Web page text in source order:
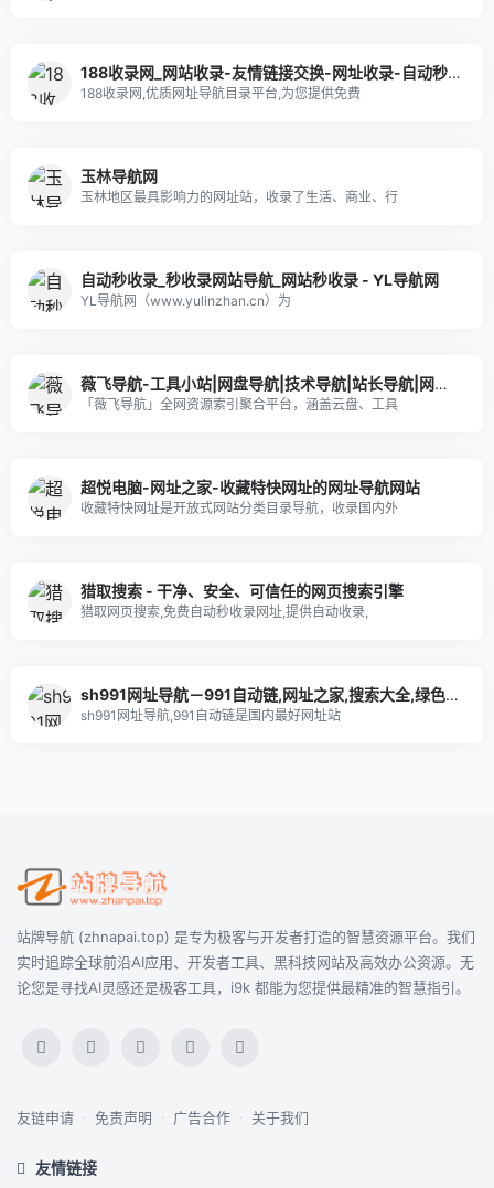
188收录网_网站收录-友情链接交换-网址收录-自动秒收录
188收录网,优质网址导航目录平台,为您提供免费
玉林导航网
玉林地区最具影响力的网址站，收录了生活、商业、行
自动秒收录_秒收录网站导航_网站秒收录 - YL导航网
YL导航网（www.yulinzhan.cn）为
薇飞导航-工具小站|网盘导航|技术导航|站长导航|网址导航|免费收录网|友情链接网|阿里云盘|网盘网站|云盘搜索|故事大全
「薇飞导航」全网资源索引聚合平台，涵盖云盘、工具
超悦电脑-网址之家-收藏特快网址的网址导航网站
收藏特快网址是开放式网站分类目录导航，收录国内外
猎取搜索 - 干净、安全、可信任的网页搜索引擎
猎取网页搜索,免费自动秒收录网址,提供自动收录,
sh991网址导航－991自动链,网址之家,搜索大全,绿色,快速,安全的专业导航站
sh991网址导航,991自动链是国内最好网址站
站牌导航 (zhnapai.top) 是专为极客与开发者打造的智慧资源平台。我们
实时追踪全球前沿AI应用、开发者工具、黑科技网站及高效办公资源。无
论您是寻找AI灵感还是极客工具，i9k 都能为您提供最精准的智慧指引。
友链申请 · 免责声明 · 广告合作 · 关于我们
友情链接